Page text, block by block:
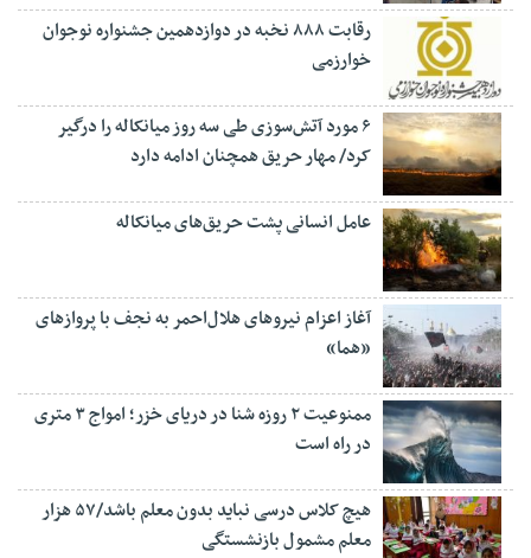
رقابت ۸۸۸ نخبه در دوازدهمین جشنواره نوجوان
خوارزمی
۶ مورد آتش‌سوزی طی سه روز میانکاله را درگیر
کرد/ مهار حریق همچنان ادامه دارد
عامل انسانی پشت حریق‌های میانکاله
آغاز اعزام نیروهای هلال‌احمر به نجف با پروازهای
«هما»
ممنوعیت ۲ روزه شنا در دریای خزر؛ امواج ۳ متری
در راه است
هیچ کلاس درسی نباید بدون معلم باشد/۵۷ هزار
معلم مشمول بازنشستگی